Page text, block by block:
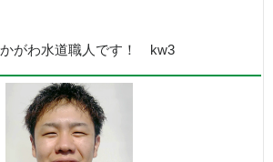
がわ水道職人です！ kw3